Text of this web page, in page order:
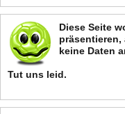
Diese Seite
präsentieren,
keine Daten
Tut uns leid.